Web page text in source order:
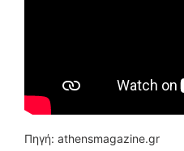
Πηγή: athensmagazine.gr